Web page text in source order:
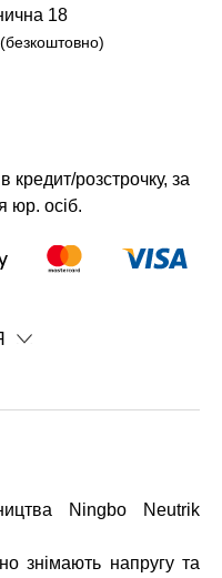
18
(безкоштовно)
кредит/розстрочку, за
юр. осіб.
Ningbo Neutrik
знімають напругу та